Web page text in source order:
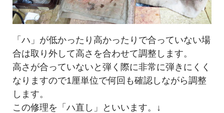
「ハ」が低かったり高かったりで合っていない場
合は取り外して高さを合わせて調整します。
高さが合っていないと弾く際に非常に弾きにくく
なりますので1厘単位で何回も確認しながら調整
します。
この修理を「ハ直し」といいます。↓